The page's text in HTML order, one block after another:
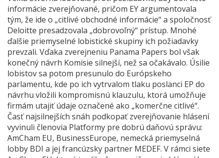
informácie zverejňované, pričom EY argumentovala
tým, že ide o „citlivé obchodné informácie“ a spoločnosť
Deloitte presadzovala „dobrovoľný“ prístup. Mnohé
ďalšie priemyselné lobistické skupiny ich požiadavky
prevzali. Vďaka zverejneniu Panama Papers bol však
konečný návrh Komisie silnejší, než sa očakávalo. Úsilie
lobistov sa potom presunulo do Európskeho
parlamentu, kde po ich vytrvalom tlaku poslanci EP do
návrhu vložili kompromisnú klauzulu, ktorá umožňuje
firmám utajiť údaje označené ako „komerčne citlivé“.
Časť najsilnejších snáh podkopať zverejňovanie hlásení
vyvinuli členovia Platformy pre dobrú daňovú správu:
AmCham EU, BusinessEurope, nemecká priemyselná
lobby BDI a jej francúzsky partner MEDEF. V rámci siete